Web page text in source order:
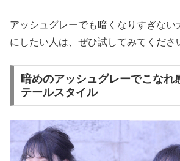
アッシュグレーでも暗くなりすぎない
にしたい人は、ぜひ試してみてくださ
暗めのアッシュグレーでこなれ
テールスタイル